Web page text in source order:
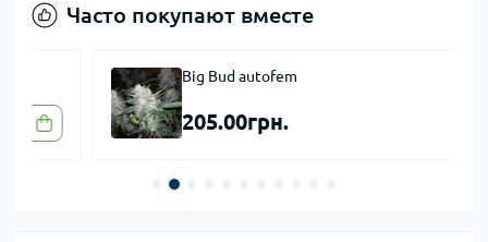
Часто покупают вместе
Big Bud autofem
205.00грн.